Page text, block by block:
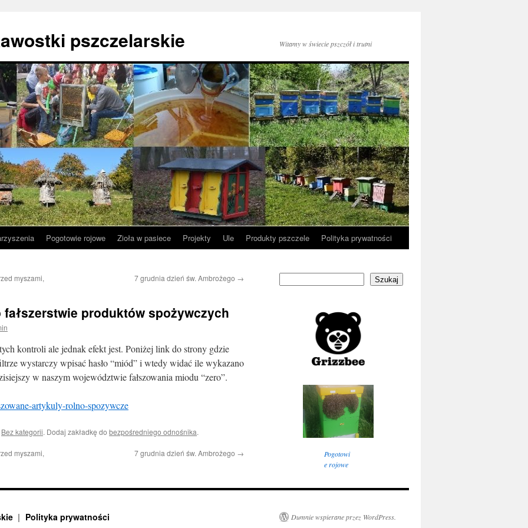
pszczelarskie Witamy w świecie pszczół i trutni
Pogotowie rojowe Zioła w pasiece Projekty Ule Produkty pszczele Polityka prywatności
myszami,
7 grudnia dzień św. Ambrożego →
produktów spożywczych
kontroli ale jednak efekt jest. Poniżej link do strony gdzie
wystarczy wpisać hasło “miód” i wtedy widać ile wykazano
w naszym województwie fałszowania miodu “zero”.
artykuly-rolno-spozywcze
Bez kategorii. Dodaj zakładkę do bezpośredniego odnośnika.
myszami,
7 grudnia dzień św. Ambrożego →
Szukaj
Pogotowi
e rojowe
Polityka prywatności Dumnie wspierane przez WordPress.